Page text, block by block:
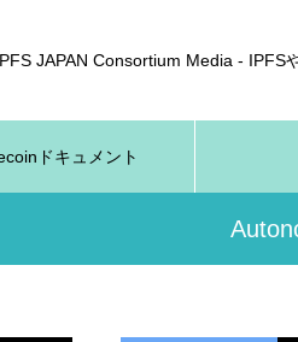
JAPAN Consortium Media - IPFS
ドキュメント